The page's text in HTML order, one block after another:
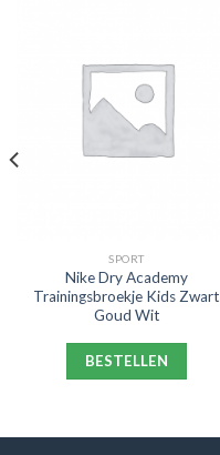
SPORT
Nike Dry Academy
Trainingsbroekje Kids Zwart
Goud Wit
BESTELLEN